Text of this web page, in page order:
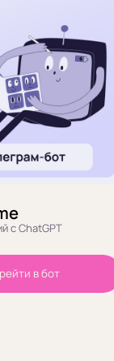
с ChatGPT
в бот